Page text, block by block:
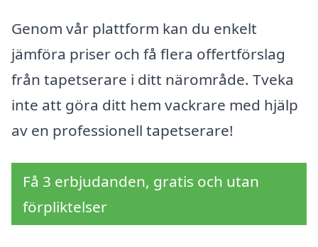
Genom vår plattform kan du enkelt
jämföra priser och få flera offertförslag
från tapetserare i ditt närområde. Tveka
inte att göra ditt hem vackrare med hjälp
av en professionell tapetserare!
Få 3 erbjudanden, gratis och utan
förpliktelser